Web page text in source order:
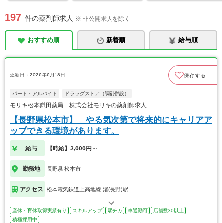
197 件の薬剤師求人 ※ 非公開求人を除く
おすすめ順 新着順 給与順
更新日：2026年6月18日 保存する
パート・アルバイト ドラッグストア（調剤併設）
モリキ松本鎌田薬局 株式会社モリキの薬剤師求人
【長野県松本市】 やる気次第で将来的にキャリアア
ップできる環境があります。
給与 【時給】2,000円～
勤務地 長野県 松本市
アクセス 松本電気鉄道上高地線 渚(長野)駅
産休・育休取得実績有り スキルアップ 駅チカ 車通勤可
店舗数30以上
積極採用中